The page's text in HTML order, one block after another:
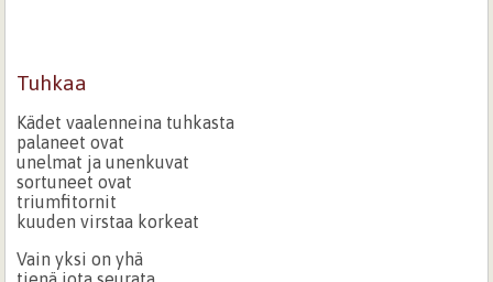
Tuhkaa
Kädet vaalenneina tuhkasta
palaneet ovat
unelmat ja unenkuvat
sortuneet ovat
triumfitornit
kuuden virstaa korkeat
Vain yksi on yhä